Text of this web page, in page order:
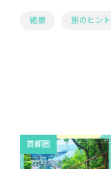
絶景 旅のヒント
首都圏